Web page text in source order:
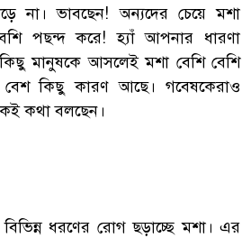
না। ভাবছেন! অন্যদের চেয়ে মশা
পছন্দ করে! হ্যাঁ আপনার ধারণা
মানুষকে আসলেই মশা বেশি বেশি
কিছু কারণ আছে। গবেষকেরাও
কথা বলছেন।
ধরণের রোগ ছড়াচ্ছে মশা। এর